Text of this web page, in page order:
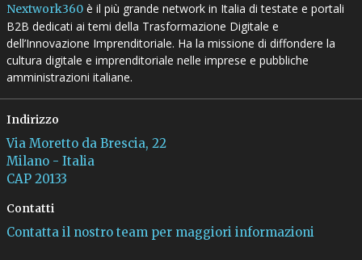
Nextwork360è il più grande network in Italia di testate e portali
B2B dedicati ai temi della Trasformazione Digitale e
dell’Innovazione Imprenditoriale. Ha la missione di diffondere la
cultura digitale e imprenditoriale nelle imprese e pubbliche
amministrazioni italiane.
Indirizzo
Via Moretto da Brescia, 22
Milano - Italia
CAP 20133
Contatti
Contatta il nostro team per maggiori informazioni